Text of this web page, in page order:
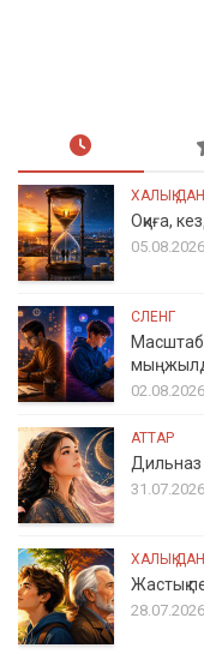
ХАЛЫҚ
Оқиға,
05.08.2026
СЛЕНГ
02.08.2026
АТТАР
Дильназ
31.07.2026
ХАЛЫҚ
Жастық
28.07.2026